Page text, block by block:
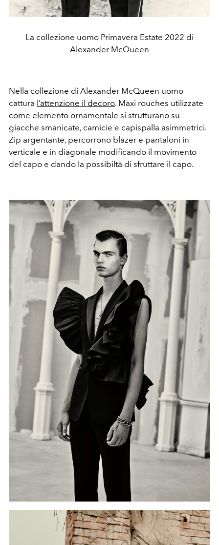
La collezione uomo Primavera Estate 2022 di
Alexander McQueen
Nella collezione di Alexander McQueen uomo
cattura l’attenzione il decoro. Maxi rouches utilizzate
come elemento ornamentale si strutturano su
giacche smanicate, camicie e capispalla asimmetrici.
Zip argentante, percorrono blazer e pantaloni in
verticale e in diagonale modificando il movimento
del capo e dando la possibiltà di sfruttare il capo.